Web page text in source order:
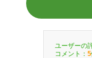
ユーザーの
コメント： 5